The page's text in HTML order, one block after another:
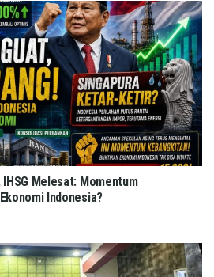
IHSG Melesat: Momentum
Indonesia?